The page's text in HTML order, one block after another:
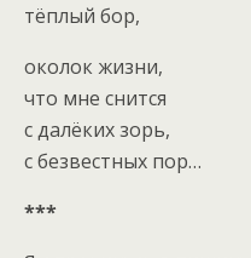
тёплый бор,
околок жизни,
что мне снится
с далёких зорь,
с безвестных пор…
***